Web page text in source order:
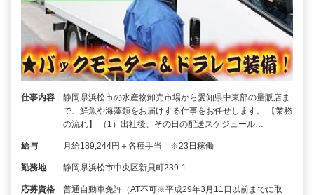
仕事内容
静岡県浜松市の水産物卸売市場から愛知県中東部の量販店ま
で、鮮魚や海藻類をお届けする仕事をお任せします。 【業務
の流れ】 （1）出社後、その日の配送スケジュール…
給与 月給189,244円＋各種手当 ※23日稼働
勤務地 静岡県浜松市中央区新貝町239-1
応募資格
普通自動車免許（AT不可※平成29年3月11日以前までに取